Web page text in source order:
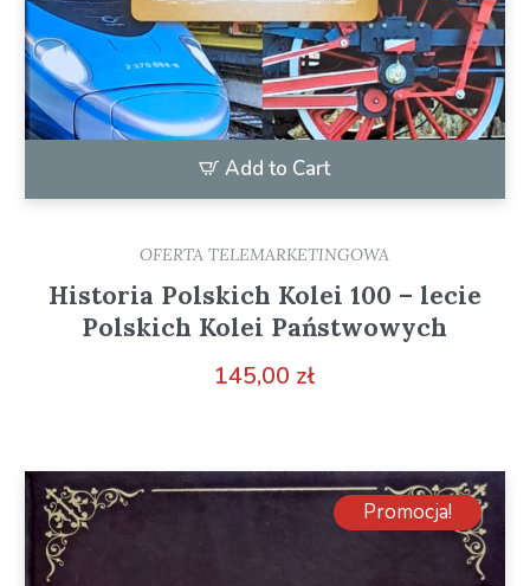
Add to Cart
OFERTA TELEMARKETINGOWA
Historia Polskich Kolei 100 – lecie
Polskich Kolei Państwowych
145,00 zł
Promocja!